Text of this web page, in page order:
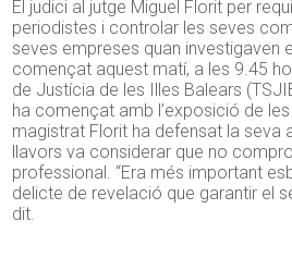
El judici al jutge Miguel Florit per
periodistes i controlar les seves
seves empreses quan investigaven
començat aquest matí, a les 9.45
de Justícia de les Illes Balears
ha començat amb l’exposició de
magistrat Florit ha defensat la seva
llavors va considerar que no
professional. “Era més important
delicte de revelació que garantir el
dit.